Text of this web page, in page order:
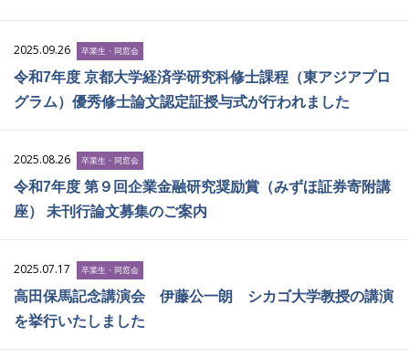
2025.09.26 卒業生・同窓会
令和7年度 京都大学経済学研究科修士課程（東アジアプロ
グラム）優秀修士論文認定証授与式が行われました
2025.08.26 卒業生・同窓会
令和7年度 第９回企業金融研究奨励賞（みずほ証券寄附講
座） 未刊行論文募集のご案内
2025.07.17 卒業生・同窓会
高田保馬記念講演会 伊藤公一朗 シカゴ大学教授の講演
を挙行いたしました